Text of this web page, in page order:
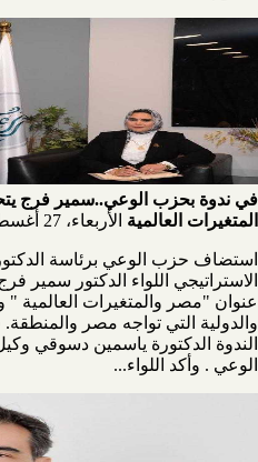
في ندوة بحزب الوعي..سمير فرج
المتغيرات العالمية الأربعاء، 27 أغسطس 2025
استضاف حزب الوعي برئاسة
الاستراتيجي اللواء الدكتور
عنوان "مصر والمتغيرات العالمية "
والدولية التي تواجه مصر
الندوة الدكتورة ياسمين دسوقي
الوعي . وأكد اللواء...